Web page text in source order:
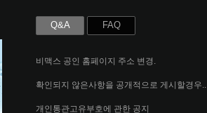
Q&A FAQ
비맥스 공인 홈페이지 주소 변경.
확인되지 않은사항을 공개적으로 게시할경우..
개인통관고유부호에 관한 공지